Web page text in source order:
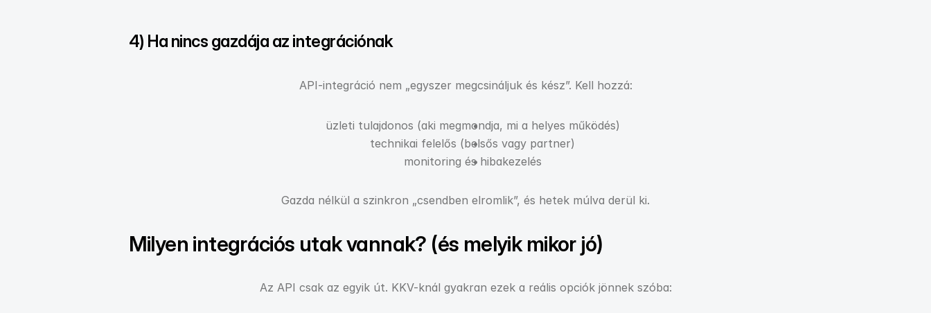
4) Ha nincs gazdája az integrációnak
API-integráció nem „egyszer megcsináljuk és kész”. Kell hozzá:
üzleti tulajdonos (aki megmondja, mi a helyes működés)
technikai felelős (belsős vagy partner)
monitoring és hibakezelés
Gazda nélkül a szinkron „csendben elromlik”, és hetek múlva derül ki.
Milyen integrációs utak vannak? (és melyik mikor jó)
Az API csak az egyik út. KKV-knál gyakran ezek a reális opciók jönnek szóba: